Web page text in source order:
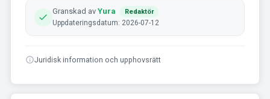
Granskad av Yura Redaktör
Uppdateringsdatum: 2026-07-12
Juridisk information och upphovsrätt